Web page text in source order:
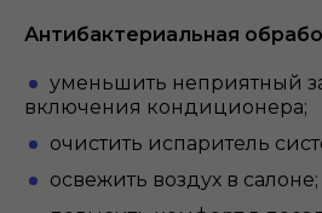
Антибактериальная
уменьшить неприятный
включения кондиционера;
очистить испаритель
освежить воздух в салоне;